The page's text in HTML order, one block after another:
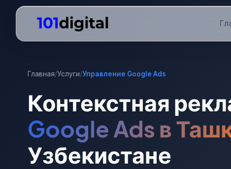
Главная/Услуги/Управление Google Ads
Контекстная
Google Ads в
Узбекистане